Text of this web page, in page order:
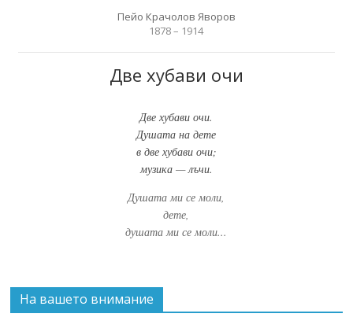
Пейо Крачолов Яворов
1878 – 1914
Две хубави очи
Две хубави очи.
Душата на дете
в две хубави очи;
музика — лъчи.
Душата ми се моли,
дете,
душата ми се моли...
На вашето внимание